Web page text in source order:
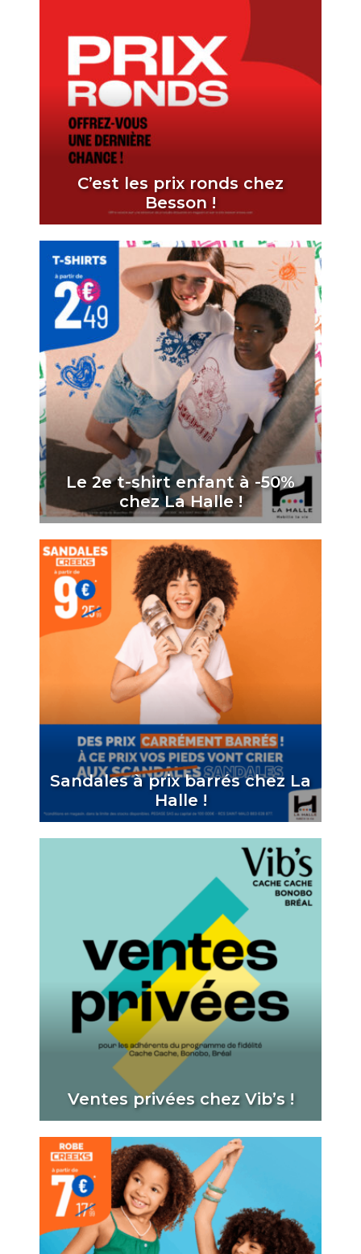
C’est les prix ronds chez
Besson !
Le 2e t-shirt enfant à -50%
chez La Halle !
Sandales à prix barrés chez La
Halle !
Ventes privées chez Vib’s !